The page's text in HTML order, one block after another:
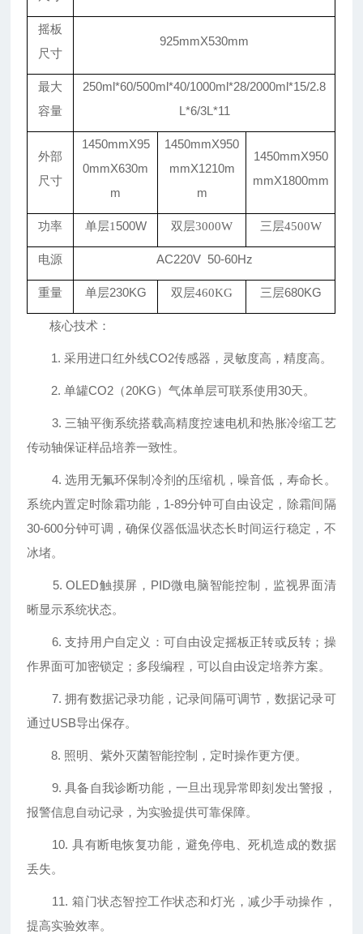
摇板
尺寸
925mmX530mm
最大
容量
250ml*60/500ml*40/1000ml*28/2000ml*15/2.8
L *6/3L *11
外部
尺寸
1450mmX95
0mmX630m
m
1450mmX950
mmX1210m
m
1450mmX950
mmX1800mm
功率 单层1 500W 双层3000W 三层4500W
电源 AC220V 50-60Hz
重量 单层230KG 双层460KG 三层680KG
核心技术：
1. 采用进口红外线CO2传感器，灵敏度高，精度高。
2. 单罐CO2（20KG）气体单层可联系使用30天。
3. 三轴平衡系统搭载高精度控速电机和热胀冷缩工艺
传动轴保证样品培养一致性。
4. 选用无氟环保制冷剂的压缩机，噪音低，寿命长。
系统内置定时除霜功能，1-89分钟可自由设定，除霜间隔
30-600分钟可调，确保仪器低温状态长时间运行稳定，不
冰堵。
5. OLED触摸屏，PID微电脑智能控制，监视界面清
晰显示系统状态。
6. 支持用户自定义：可自由设定摇板正转或反转；操
作界面可加密锁定；多段编程，可以自由设定培养方案。
7. 拥有数据记录功能，记录间隔可调节，数据记录可
通过USB导出保存。
8. 照明、紫外灭菌智能控制，定时操作更方便。
9. 具备自我诊断功能，一旦出现异常即刻发出警报，
报警信息自动记录，为实验提供可靠保障。
10. 具有断电恢复功能，避免停电、死机造成的数据
丢失。
11. 箱门状态智控工作状态和灯光，减少手动操作，
提高实验效率。